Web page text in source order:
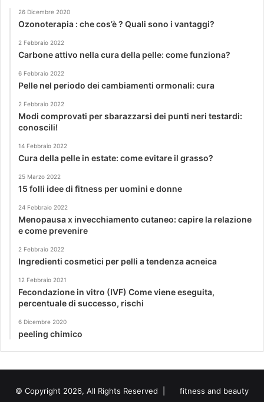
26 Dicembre 2020
Ozonoterapia : che cos’è ? Quali sono i vantaggi?
2 Febbraio 2022
Carbone attivo nella cura della pelle: come funziona?
6 Febbraio 2022
Pelle nel periodo dei cambiamenti ormonali: cura
2 Febbraio 2022
Modi comprovati per sbarazzarsi dei punti neri testardi:
conoscili!
14 Febbraio 2022
Cura della pelle in estate: come evitare il grasso?
25 Marzo 2022
15 folli idee di fitness per uomini e donne
24 Febbraio 2022
Menopausa x invecchiamento cutaneo: capire la relazione
e come prevenire
2 Febbraio 2022
Ingredienti cosmetici per pelli a tendenza acneica
12 Febbraio 2021
Fecondazione in vitro (IVF) Come viene eseguita,
percentuale di successo, rischi
6 Dicembre 2020
peeling chimico
© Copyright 2026, All Rights Reserved | fitness and beauty